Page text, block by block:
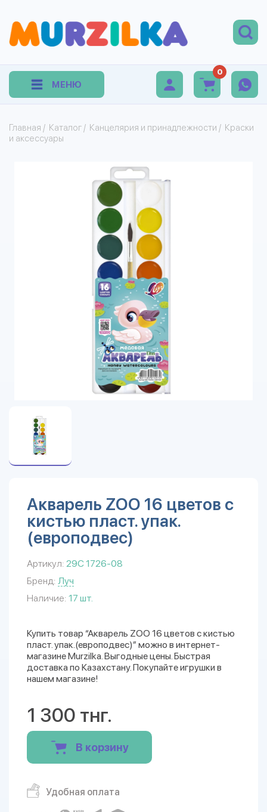
МЕНЮ
0
Главная / Каталог / Канцелярия и принадлежности / Краски
и аксессуары
Акварель ZOO 16 цветов с
кистью пласт. упак.
(европодвес)
Артикул: 29С 1726-08
Бренд: Луч
Наличие: 17 шт.
Купить товар “Акварель ZOO 16 цветов с кистью
пласт. упак.(европодвес)” можно в интернет-
магазине Murzilka. Выгодные цены. Быстрая
доставка по Казахстану. Покупайте игрушки в
нашем магазине!
1 300 тнг.
В корзину
Удобная оплата